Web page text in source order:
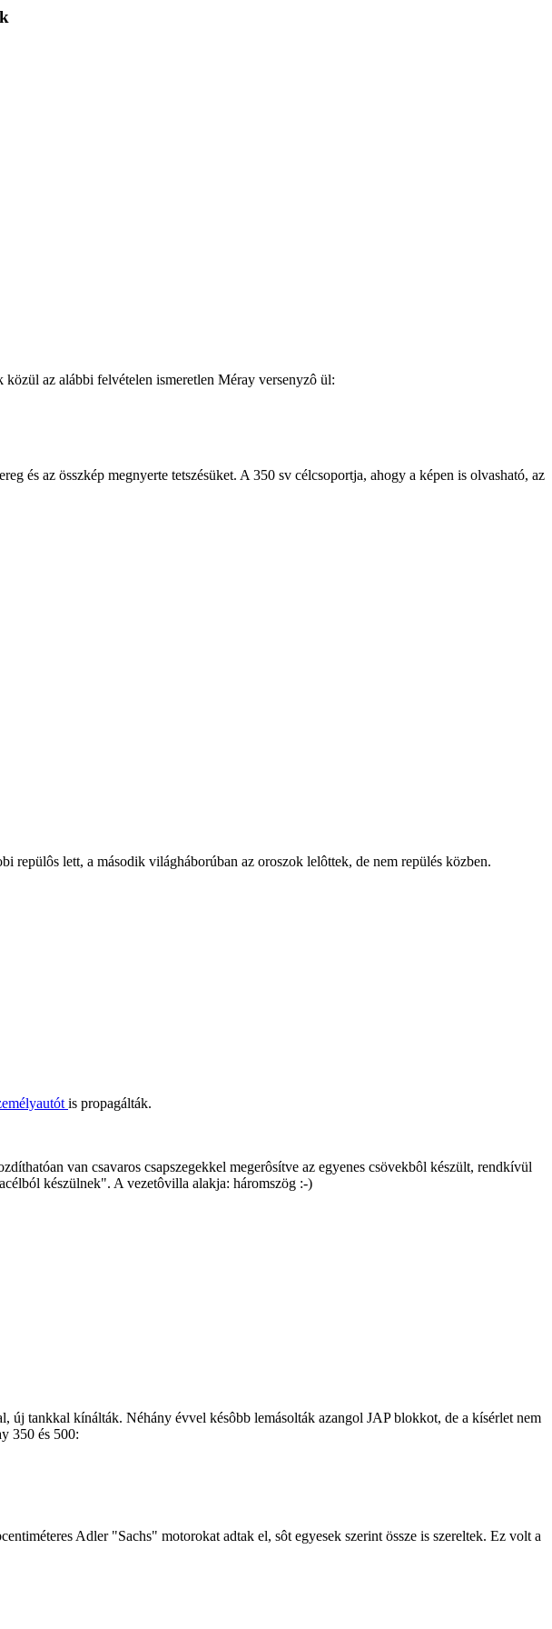
az alábbi felvételen ismeretlen Méray versenyzô ül:
és az összkép megnyerte tetszésüket. A 350 sv célcsoportja, ahogy a képen is olvasható, az
repülôs lett, a második világháborúban az oroszok lelôttek, de nem repülés közben.
is propagálták.
van csavaros csapszegekkel megerôsítve az egyenes csövekbôl készült, rendkívül
készülnek". A vezetôvilla alakja: háromszög :-)
új tankkal kínálták. Néhány évvel késôbb lemásolták azangol JAP blokkot, de a kísérlet nem
350 és 500:
Adler "Sachs" motorokat adtak el, sôt egyesek szerint össze is szereltek. Ez volt a